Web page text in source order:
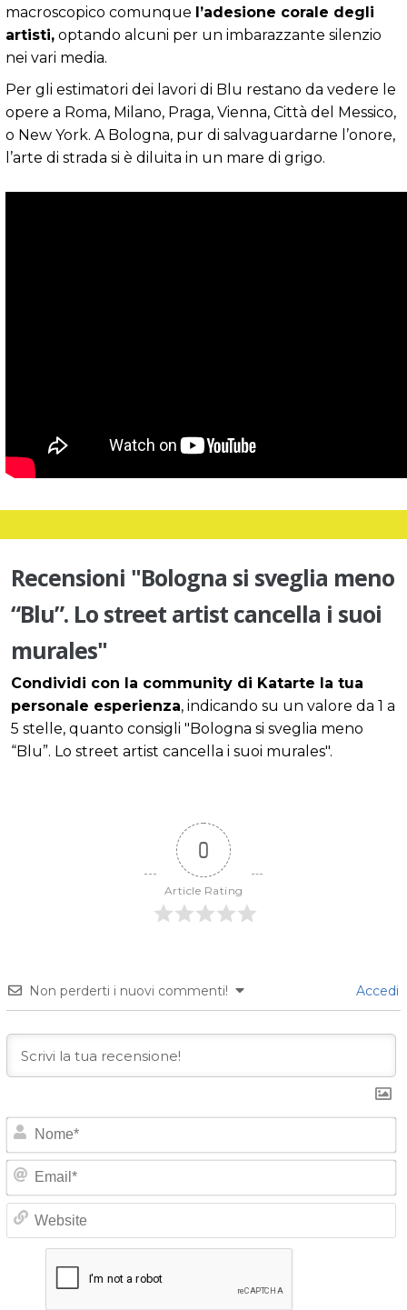
macroscopico comunque l’adesione corale degli
artisti, optando alcuni per un imbarazzante silenzio
nei vari media.
Per gli estimatori dei lavori di Blu restano da vedere le
opere a Roma, Milano, Praga, Vienna, Città del Messico,
o New York. A Bologna, pur di salvaguardarne l’onore,
l’arte di strada si è diluita in un mare di grigo.
Recensioni "Bologna si sveglia meno
“Blu”. Lo street artist cancella i suoi
murales"
Condividi con la community di Katarte la tua
personale esperienza, indicando su un valore da 1 a
5 stelle, quanto consigli "Bologna si sveglia meno
“Blu”. Lo street artist cancella i suoi murales".
0
Article Rating
Non perderti i nuovi commenti! Accedi
N
o
*a